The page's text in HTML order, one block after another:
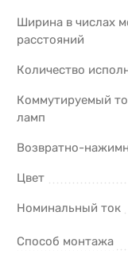
Ширина в числах
расстояний
Количество
Коммутируемый
ламп
Возвратно-
Цвет
Номинальный ток
Способ монтажа